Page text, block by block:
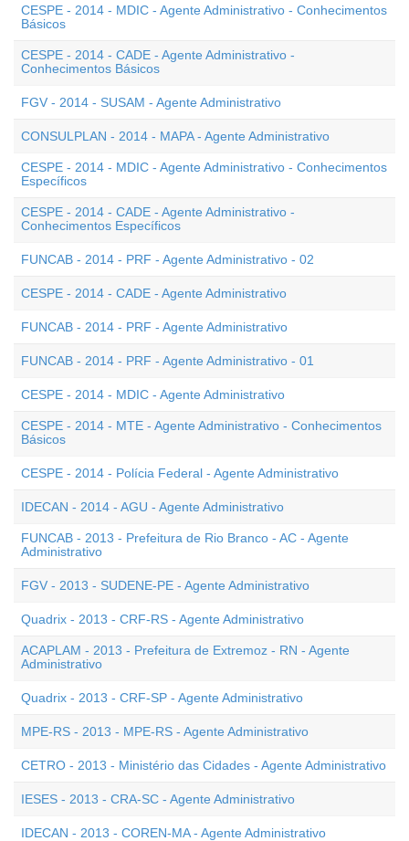
CESPE - 2014 - MDIC - Agente Administrativo - Conhecimentos
Básicos
CESPE - 2014 - CADE - Agente Administrativo -
Conhecimentos Básicos
FGV - 2014 - SUSAM - Agente Administrativo
CONSULPLAN - 2014 - MAPA - Agente Administrativo
CESPE - 2014 - MDIC - Agente Administrativo - Conhecimentos
Específicos
CESPE - 2014 - CADE - Agente Administrativo -
Conhecimentos Específicos
FUNCAB - 2014 - PRF - Agente Administrativo - 02
CESPE - 2014 - CADE - Agente Administrativo
FUNCAB - 2014 - PRF - Agente Administrativo
FUNCAB - 2014 - PRF - Agente Administrativo - 01
CESPE - 2014 - MDIC - Agente Administrativo
CESPE - 2014 - MTE - Agente Administrativo - Conhecimentos
Básicos
CESPE - 2014 - Polícia Federal - Agente Administrativo
IDECAN - 2014 - AGU - Agente Administrativo
FUNCAB - 2013 - Prefeitura de Rio Branco - AC - Agente
Administrativo
FGV - 2013 - SUDENE-PE - Agente Administrativo
Quadrix - 2013 - CRF-RS - Agente Administrativo
ACAPLAM - 2013 - Prefeitura de Extremoz - RN - Agente
Administrativo
Quadrix - 2013 - CRF-SP - Agente Administrativo
MPE-RS - 2013 - MPE-RS - Agente Administrativo
CETRO - 2013 - Ministério das Cidades - Agente Administrativo
IESES - 2013 - CRA-SC - Agente Administrativo
IDECAN - 2013 - COREN-MA - Agente Administrativo